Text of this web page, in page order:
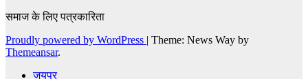
समाज के लिए पत्रकारिता
Proudly powered by WordPress | Theme: News Way by
Themeansar.
जयपुर